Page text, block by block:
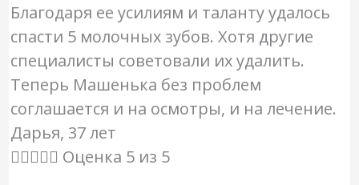
Благодаря ее усилиям и таланту удалось
спасти 5 молочных зубов. Хотя другие
специалисты советовали их удалить.
Теперь Машенька без проблем
соглашается и на осмотры, и на лечение.
Дарья, 37 лет
 Оценка 5 из 5